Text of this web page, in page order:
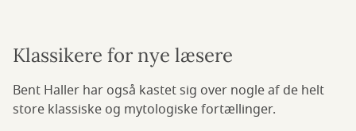
Klassikere for nye læsere
Bent Haller har også kastet sig over nogle af de helt
store klassiske og mytologiske fortællinger.